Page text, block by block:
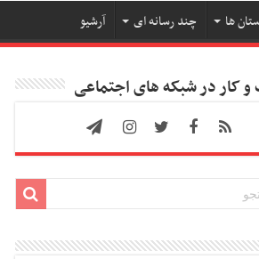
ها چند رسانه ای آرشیو
کار در شبکه های اجتماعی